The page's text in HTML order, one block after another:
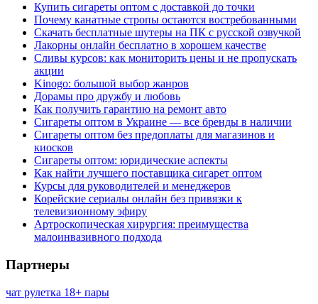
Купить сигареты оптом с доставкой до точки
Почему канатные стропы остаются востребованными
Скачать бесплатные шутеры на ПК с русской озвучкой
Лакорны онлайн бесплатно в хорошем качестве
Сливы курсов: как мониторить цены и не пропускать
акции
Kinogo: большой выбор жанров
Дорамы про дружбу и любовь
Как получить гарантию на ремонт авто
Сигареты оптом в Украине — все бренды в наличии
Сигареты оптом без предоплаты для магазинов и
киосков
Сигареты оптом: юридические аспекты
Как найти лучшего поставщика сигарет оптом
Курсы для руководителей и менеджеров
Корейские сериалы онлайн без привязки к
телевизионному эфиру
Артроскопическая хирургия: преимущества
малоинвазивного подхода
Партнеры
чат рулетка 18+ пары